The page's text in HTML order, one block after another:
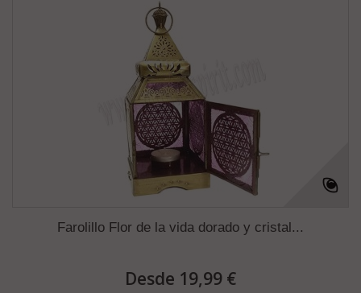
Farolillo Flor de la vida dorado y cristal...
Desde 19,99 €